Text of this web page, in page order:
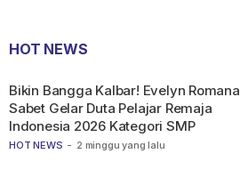
HOT NEWS
HOT NEWS - 2 minggu yang lalu
Bikin Bangga Kalbar! Evelyn Romana
Sabet Gelar Duta Pelajar Remaja
Indonesia 2026 Kategori SMP